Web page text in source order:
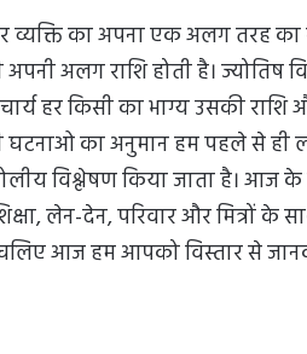
व्यक्ति का अपना एक अलग तरह का
अलग राशि होती है। ज्योतिष
हर किसी का भाग्य उसकी राशि
घटनाओ का अनुमान हम पहले से
विश्लेषण किया जाता है। आज
लेन-देन, परिवार और मित्रों
आज हम आपको विस्तार से